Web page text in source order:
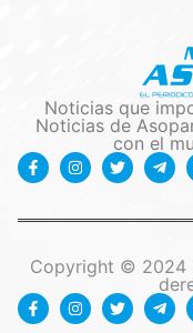
Noticias que
Noticias de
con el
Copyright © 2024